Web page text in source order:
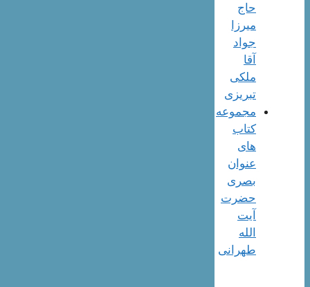
حاج
میرزا
جواد
آقا
ملکی
تبریزی
مجموعه
کتاب
های
عنوان
بصری
حضرت
آیت
الله
طهرانی